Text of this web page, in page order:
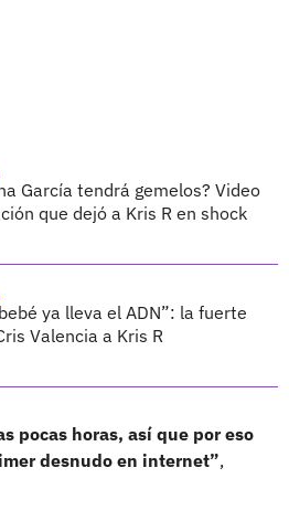
García tendrá gemelos? Video
que dejó a Kris R en shock
ya lleva el ADN”: la fuerte
Valencia a Kris R
pocas horas, así que por eso
desnudo en internet”,